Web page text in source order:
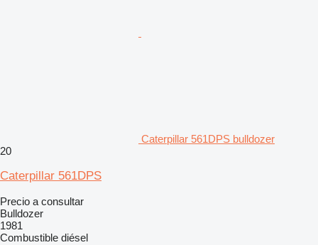
Caterpillar 561DPS bulldozer
20
Caterpillar 561DPS
Precio a consultar
Bulldozer
1981
Combustible diésel